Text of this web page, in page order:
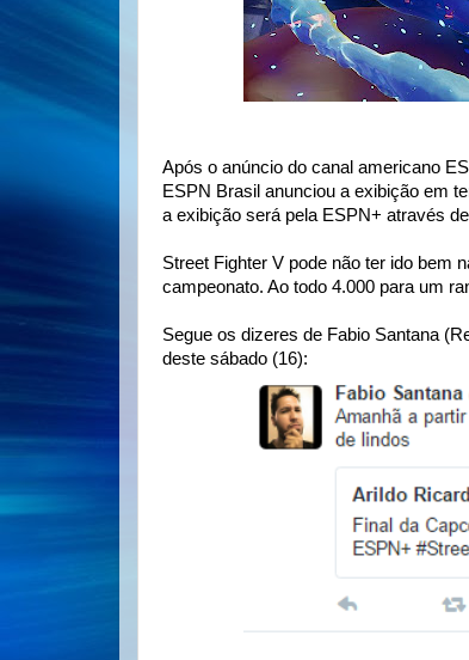
Após o anúncio do canal americano
ESPN Brasil anunciou a exibição em
a exibição será pela ESPN+ através
Street Fighter V pode não ter ido bem
campeonato. Ao todo 4.000 para um
Segue os dizeres de Fabio Santana
deste sábado (16):